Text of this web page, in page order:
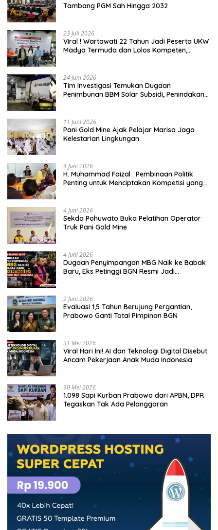
Tambang PGM Sah Hingga 2032
23 Juli 2026
Viral ! Wartawati 22 Tahun Jadi Peserta UKW
Madya Termuda dan Lolos Kompeten,
24 Juni 2026
Tim Investigasi Temukan Dugaan
Penimbunan BBM Solar Subsidi, Penindakan
11 Juni 2026
Pani Gold Mine Ajak Pelajar Marisa Jaga
Kelestarian Lingkungan
4 Juni 2026
H. Muhammad Faizal : Pembinaan Politik
Penting untuk Menciptakan Kompetisi yang
4 Juni 2026
Sekda Pohuwato Buka Pelatihan Operator
Truk Pani Gold Mine
4 Juni 2026
Dugaan Penyimpangan MBG Naik ke Babak
Baru, Eks Petinggi BGN Resmi Jadi
2 Juni 2026
Evaluasi 1,5 Tahun Berujung Pergantian,
Prabowo Ganti Total Pimpinan BGN
31 Mei 2026
Viral Hari Ini! AI dan Teknologi Digital Disebut
Ancam Pekerjaan Anak Muda Indonesia
30 Mei 2026
1.098 Sapi Kurban Prabowo dari APBN, DPR
Tegaskan Tak Ada Pelanggaran